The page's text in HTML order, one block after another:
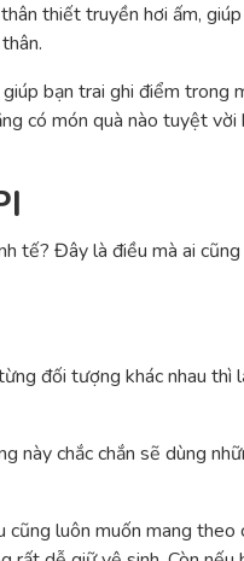
thiết truyền hơi ấm,
bạn trai ghi điểm
có món quà nào tuyệt
tế? Đây là điều mà ai
đối tượng khác nhau thì
này chắc chắn sẽ dùng
luôn muốn mang theo